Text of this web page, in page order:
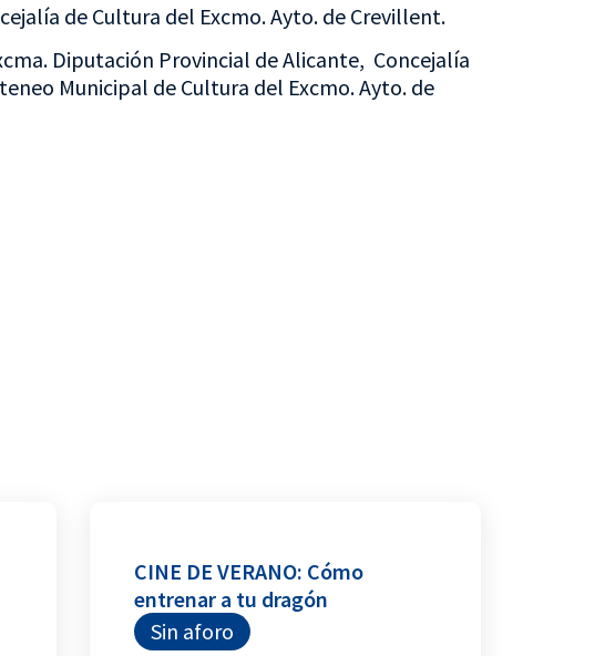
de Cultura del Excmo. Ayto. de Crevillent.
Diputación Provincial de Alicante, Concejalía
Municipal de Cultura del Excmo. Ayto. de
CINE DE VERANO: Cómo
entrenar a tu dragón
Sin aforo